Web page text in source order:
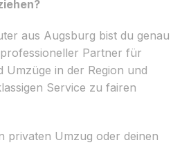
aus Augsburg bist du genau
Partner für
in der Region und
Service zu fairen
privaten Umzug oder deinen